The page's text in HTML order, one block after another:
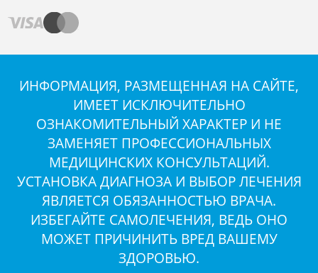
ИНФОРМАЦИЯ, РАЗМЕЩЕННАЯ НА САЙТЕ,
ИМЕЕТ ИСКЛЮЧИТЕЛЬНО
ОЗНАКОМИТЕЛЬНЫЙ ХАРАКТЕР И НЕ
ЗАМЕНЯЕТ ПРОФЕССИОНАЛЬНЫХ
МЕДИЦИНСКИХ КОНСУЛЬТАЦИЙ.
УСТАНОВКА ДИАГНОЗА И ВЫБОР ЛЕЧЕНИЯ
ЯВЛЯЕТСЯ ОБЯЗАННОСТЬЮ ВРАЧА.
ИЗБЕГАЙТЕ САМОЛЕЧЕНИЯ, ВЕДЬ ОНО
МОЖЕТ ПРИЧИНИТЬ ВРЕД ВАШЕМУ
ЗДОРОВЬЮ.